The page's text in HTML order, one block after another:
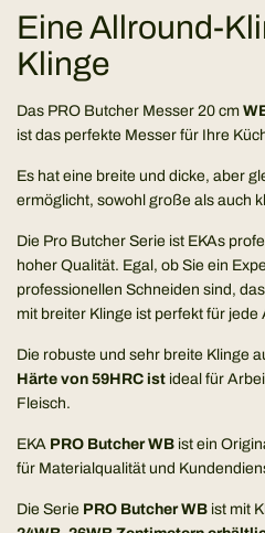
i
.
.
Eine Allround-
Klinge
Das PRO Butcher Messer 20 cm
ist das perfekte Messer für Ihre
Es hat eine breite und dicke, aber
ermöglicht, sowohl große als auch
Die Pro Butcher Serie ist EKAs
hoher Qualität. Egal, ob Sie ein
professionellen Schneiden sind,
mit breiter Klinge ist perfekt für jede
Die robuste und sehr breite Klinge
Härte von 59HRC ist ideal für
Fleisch.
EKA PRO Butcher WB ist ein
für Materialqualität und
Die Serie PRO Butcher WB ist mit